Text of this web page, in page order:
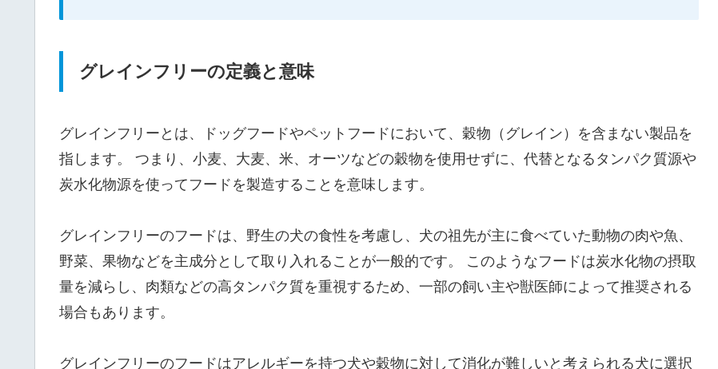
グレインフリーの定義と意味
グレインフリーとは、ドッグフードやペットフードにおいて、穀物（グレイン）を含まない製品を
指します。 つまり、小麦、大麦、米、オーツなどの穀物を使用せずに、代替となるタンパク質源や
炭水化物源を使ってフードを製造することを意味します。
グレインフリーのフードは、野生の犬の食性を考慮し、犬の祖先が主に食べていた動物の肉や魚、
野菜、果物などを主成分として取り入れることが一般的です。 このようなフードは炭水化物の摂取
量を減らし、肉類などの高タンパク質を重視するため、一部の飼い主や獣医師によって推奨される
場合もあります。
グレインフリーのフードはアレルギーを持つ犬や穀物に対して消化が難しいと考えられる犬に選択